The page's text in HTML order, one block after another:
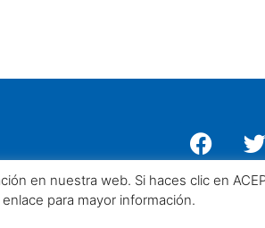
en nuestra web. Si haces clic en
para mayor información.